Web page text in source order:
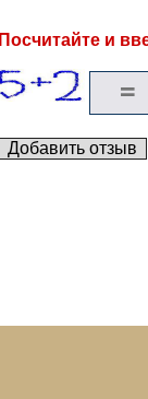
Посчитайте и